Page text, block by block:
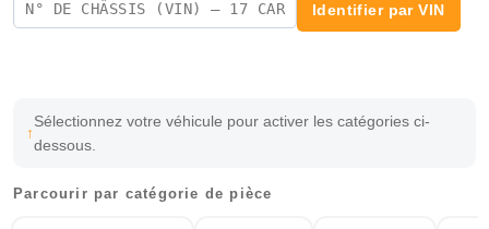
Identifier par VIN
Sélectionnez votre véhicule pour activer les catégories ci-
dessous.
Parcourir par catégorie de pièce